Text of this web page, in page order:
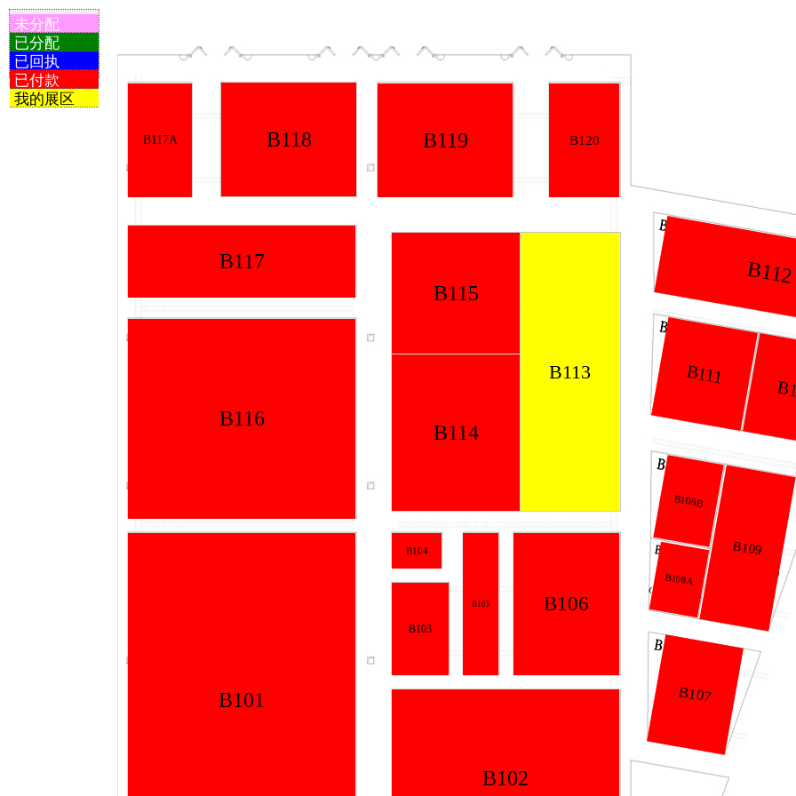
未分配
已分配
已回执
已付款
我的展区
B101
B102
B103
B104
B105 B106
B113
B115
B114
B116
B117
B119 B120
B107
B109
B111
B112
B118
B117A
B108A
B108B